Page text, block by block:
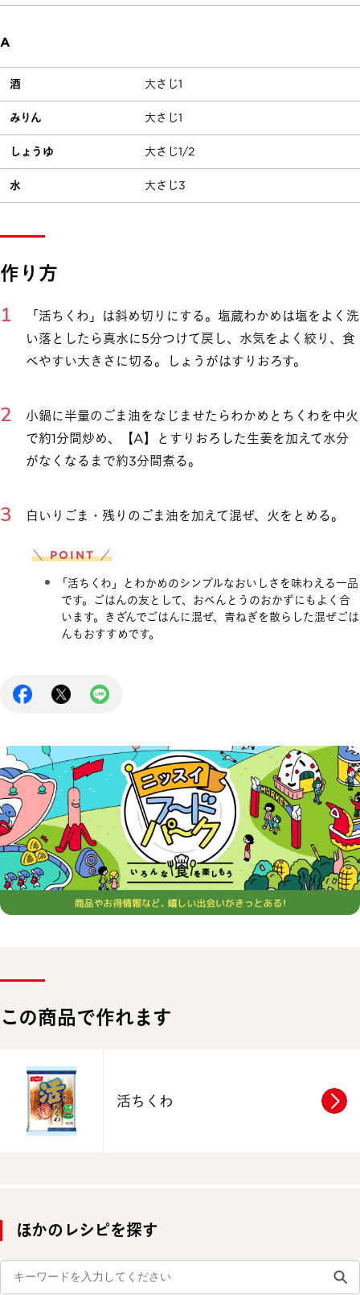
A
酒 大さじ1
みりん 大さじ1
しょうゆ 大さじ1/2
水 大さじ3
作り方
「活ちくわ」は斜め切りにする。塩蔵わかめは塩をよく洗
い落としたら真水に5分つけて戻し、水気をよく絞り、食
べやすい大きさに切る。しょうがはすりおろす。
小鍋に半量のごま油をなじませたらわかめとちくわを中火
で約1分間炒め、【A】とすりおろした生姜を加えて水分
がなくなるまで約3分間煮る。
白いりごま・残りのごま油を加えて混ぜ、火をとめる。
＼ POINT ／
「活ちくわ」とわかめのシンプルなおいしさを味わえる一品
です。ごはんの友として、おべんとうのおかずにもよく合
います。きざんでごはんに混ぜ、青ねぎを散らした混ぜごは
んもおすすめです。
この商品で作れます
活ちくわ
ほかのレシピを探す